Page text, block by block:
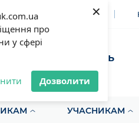
про
у сфері
Дозволити
×
ІНСТРУМЕНТИ
закупівель
порталі
УЧАСНИКАМ